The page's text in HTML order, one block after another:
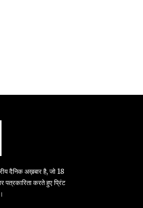
दैनिक अख़बार है, जो 18
पत्रकारिता करते हुए प्रिंट